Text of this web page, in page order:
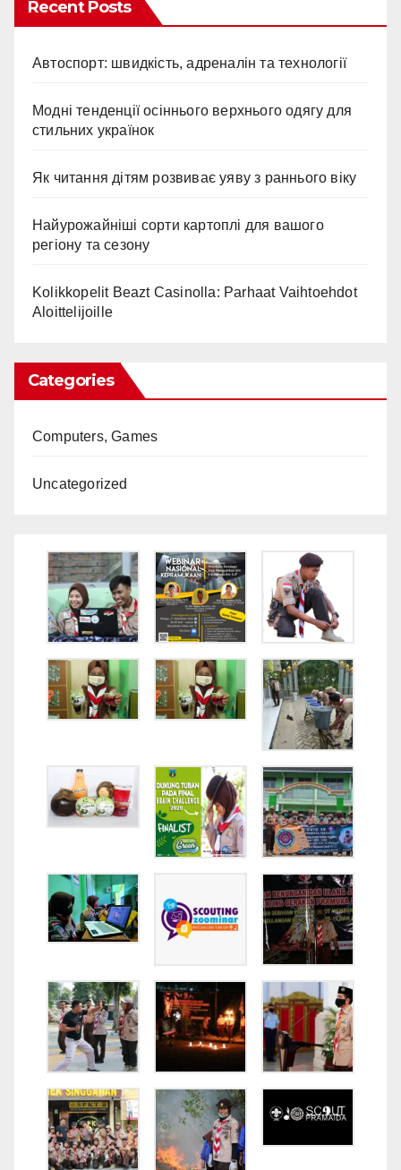
Recent Posts
Автоспорт: швидкість, адреналін та технології
Модні тенденції осіннього верхнього одягу для
стильних українок
Як читання дітям розвиває уяву з раннього віку
Найурожайніші сорти картоплі для вашого
регіону та сезону
Kolikkopelit Beazt Casinolla: Parhaat Vaihtoehdot
Aloittelijoille
Categories
Computers, Games
Uncategorized